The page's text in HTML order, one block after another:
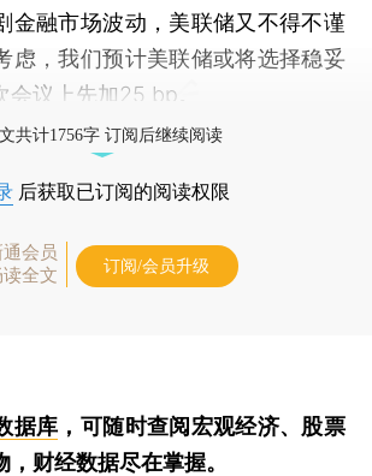
金融市场波动，美联储又不得不谨
虑，我们预计美联储或将选择稳妥
会议上先加25 bp。
共计1756字 订阅后继续阅读
后获取已订阅的阅读权限
通会员
全文
订阅/会员升级
据库 ，可随时查阅宏观经济、股票
财经数据尽在掌握。